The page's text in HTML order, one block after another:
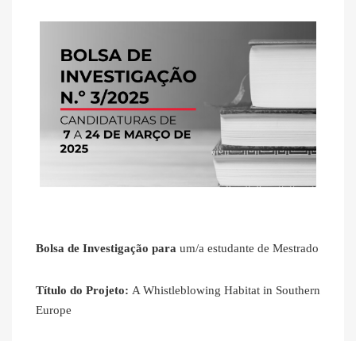
Bolsa de Investigação para um/a estudante de Mestrado
Título do Projeto: A Whistleblowing Habitat in Southern
Europe